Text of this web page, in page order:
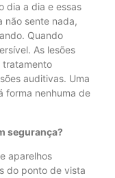
dia a dia e essas
não sente nada,
Quando
As lesões
tratamento
auditivas. Uma
forma nenhuma de
segurança?
aparelhos
do ponto de vista